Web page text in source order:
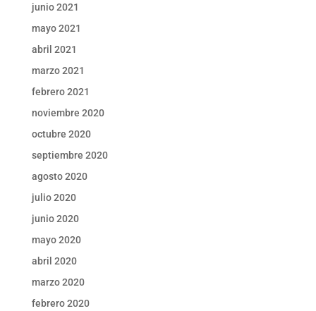
junio 2021
mayo 2021
abril 2021
marzo 2021
febrero 2021
noviembre 2020
octubre 2020
septiembre 2020
agosto 2020
julio 2020
junio 2020
mayo 2020
abril 2020
marzo 2020
febrero 2020